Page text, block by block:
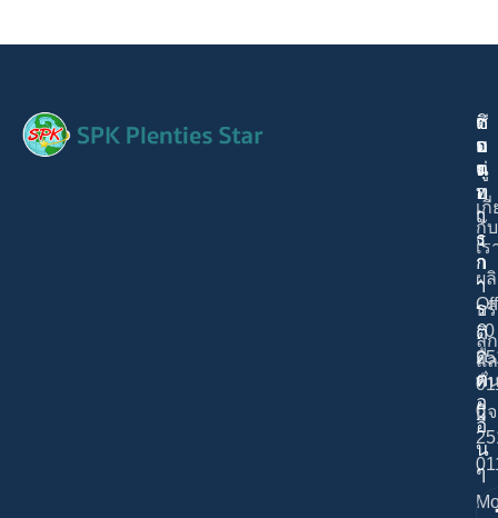
ติ
ด
ต่
อ
เ
ร
า
: 0
0
เ
ม
นู
เกี่
กับ
เร
ผ
บ
ลู
แ
พั
กิ
ช่
อ
ง
ท
า
ง
ก
า
ร
ติ
ด
ต่
อ
อื่
น
ๆ